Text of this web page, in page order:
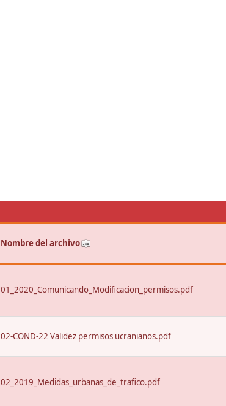
Nombre del archivo
01_2020_Comunicando_Modificacion_permisos.pdf
02-COND-22 Validez permisos ucranianos.pdf
02_2019_Medidas_urbanas_de_trafico.pdf